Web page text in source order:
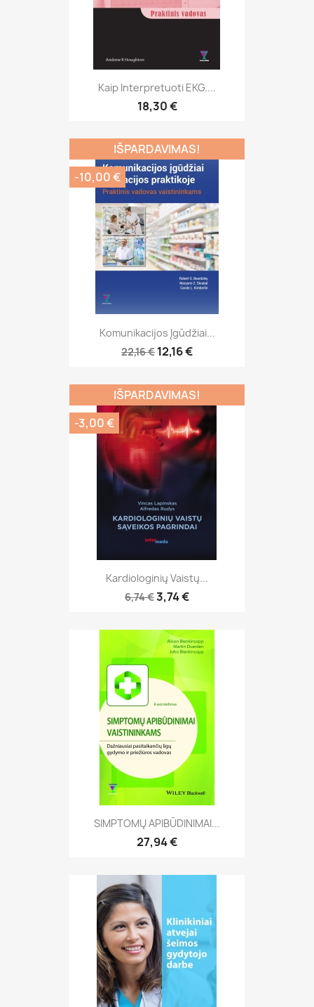
Kaip Interpretuoti EKG....
18,30 €
Komunikacijos Įgūdžiai...
22,16 € 12,16 €
IŠPARDAVIMAS!
-10,00 €
Kardiologinių Vaistų...
6,74 €3,74 €
IŠPARDAVIMAS!
-3,00 €
SIMPTOMŲ APIBŪDINIMAI...
27,94 €